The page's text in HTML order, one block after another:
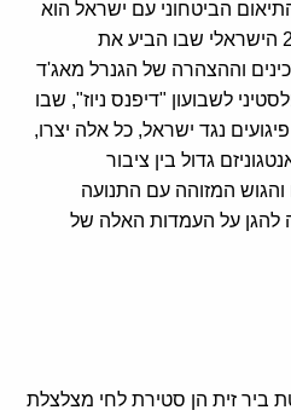
הביטחוני עם ישראל הוא
קדוש", הראיון שהעניק לערוץ 2 הישראלי שבו הביע את
וההצהרה של הגנרל מאג'ד
לשבועון "דיפנס ניוז", שבו
התפאר כי הרש"פ מנעה 200 פיגועים נגד ישראל, כל אלה יצרו,
גדול בין ציבור
המזוהה עם התנועה
להגן על העמדות האלה של
ביר זית הן סטירת לחי מצלצלת